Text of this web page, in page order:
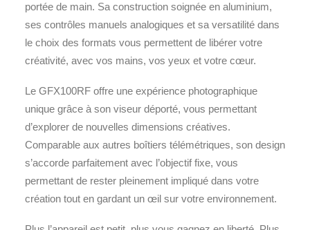
portée de main. Sa construction soignée en aluminium,
ses contrôles manuels analogiques et sa versatilité dans
le choix des formats vous permettent de libérer votre
créativité, avec vos mains, vos yeux et votre cœur.
Le GFX100RF offre une expérience photographique
unique grâce à son viseur déporté, vous permettant
d’explorer de nouvelles dimensions créatives.
Comparable aux autres boîtiers télémétriques, son design
s’accorde parfaitement avec l’objectif fixe, vous
permettant de rester pleinement impliqué dans votre
création tout en gardant un œil sur votre environnement.